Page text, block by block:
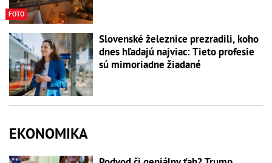
FOTO
Slovenské železnice prezradili, koho
dnes hľadajú najviac: Tieto profesie
sú mimoriadne žiadané
EKONOMIKA